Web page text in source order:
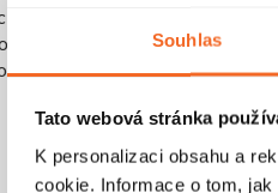
Souhlas
Tato webová stránka
K personalizaci obsahu a
cookie. Informace o tom,
a
střední spodní části
radiátoru s
připojení lze
sadu pro boční
napojení nebo